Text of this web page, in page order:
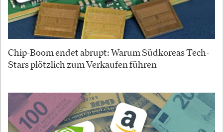
Chip-Boom endet abrupt: Warum Südkoreas Tech-
Stars plötzlich zum Verkaufen führen